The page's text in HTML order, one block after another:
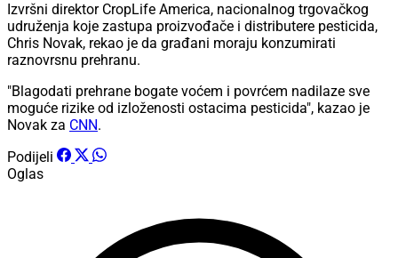
Izvršni direktor CropLife America, nacionalnog trgovačkog
udruženja koje zastupa proizvođače i distributere pesticida,
Chris Novak, rekao je da građani moraju konzumirati
raznovrsnu prehranu.
"Blagodati prehrane bogate voćem i povrćem nadilaze sve
moguće rizike od izloženosti ostacima pesticida", kazao je
Novak za CNN.
Podijeli
Oglas